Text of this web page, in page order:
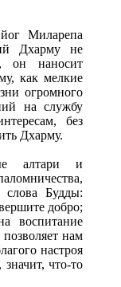
Миларепа
Дхарму не
он наносит
как мелкие
огромного
на службу
без
Дхарму.
алтари и
слова Будды:
добро;
воспитание
нам
настроя
что-то